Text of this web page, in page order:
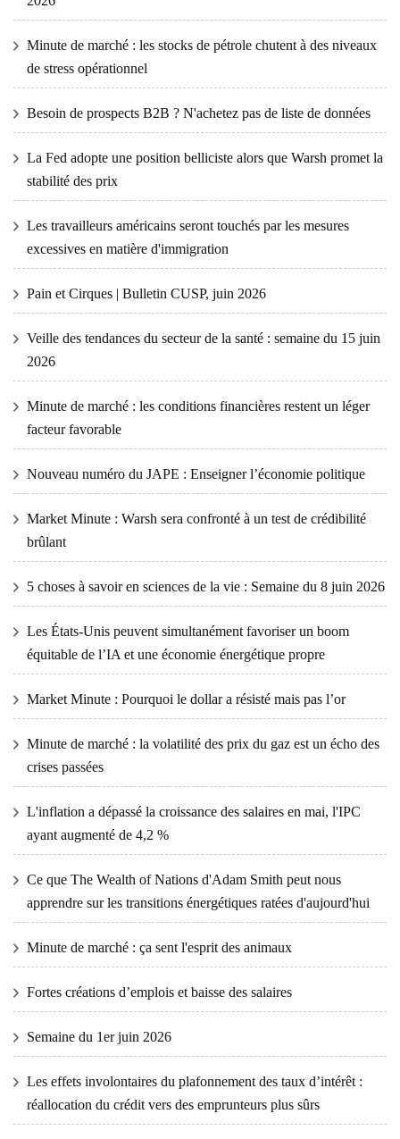
Minute de marché : les stocks de pétrole chutent à des niveaux
de stress opérationnel
Besoin de prospects B2B ? N'achetez pas de liste de données
La Fed adopte une position belliciste alors que Warsh promet la
stabilité des prix
Les travailleurs américains seront touchés par les mesures
excessives en matière d'immigration
Pain et Cirques | Bulletin CUSP, juin 2026
Veille des tendances du secteur de la santé : semaine du 15 juin
2026
Minute de marché : les conditions financières restent un léger
facteur favorable
Nouveau numéro du JAPE : Enseigner l’économie politique
Market Minute : Warsh sera confronté à un test de crédibilité
brûlant
5 choses à savoir en sciences de la vie : Semaine du 8 juin 2026
Les États-Unis peuvent simultanément favoriser un boom
équitable de l’IA et une économie énergétique propre
Market Minute : Pourquoi le dollar a résisté mais pas l’or
Minute de marché : la volatilité des prix du gaz est un écho des
crises passées
L'inflation a dépassé la croissance des salaires en mai, l'IPC
ayant augmenté de 4,2 %
Ce que The Wealth of Nations d'Adam Smith peut nous
apprendre sur les transitions énergétiques ratées d'aujourd'hui
Minute de marché : ça sent l'esprit des animaux
Fortes créations d’emplois et baisse des salaires
Semaine du 1er juin 2026
Les effets involontaires du plafonnement des taux d’intérêt :
réallocation du crédit vers des emprunteurs plus sûrs